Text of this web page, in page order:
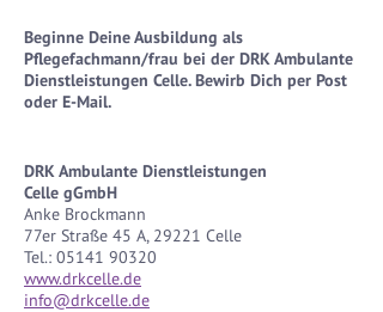
Beginne Deine Ausbildung als
Pflegefachmann/frau bei der DRK Ambulante
Dienstleistungen Celle.Bewirb Dich per Post
oder E-Mail.
DRK Ambulante Dienstleistungen
Celle gGmbH
Anke Brockmann
77er Straße 45 A, 29221 Celle
Tel.: 05141 90320
www.drkcelle.de
info@drkcelle.de